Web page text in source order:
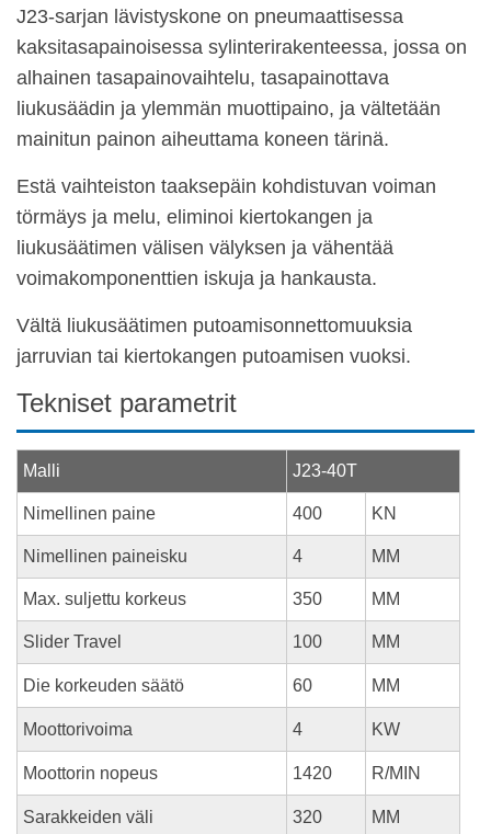
J23-sarjan lävistyskone on pneumaattisessa
kaksitasapainoisessa sylinterirakenteessa, jossa on
alhainen tasapainovaihtelu, tasapainottava
liukusäädin ja ylemmän muottipaino, ja vältetään
mainitun painon aiheuttama koneen tärinä.
Estä vaihteiston taaksepäin kohdistuvan voiman
törmäys ja melu, eliminoi kiertokangen ja
liukusäätimen välisen välyksen ja vähentää
voimakomponenttien iskuja ja hankausta.
Vältä liukusäätimen putoamisonnettomuuksia
jarruvian tai kiertokangen putoamisen vuoksi.
Tekniset parametrit
Malli J23-40T
Nimellinen paine 400 KN
Nimellinen paineisku 4 MM
Max. suljettu korkeus 350 MM
Slider Travel 100 MM
Die korkeuden säätö 60 MM
Moottorivoima 4 KW
Moottorin nopeus 1420 R/MIN
Sarakkeiden väli 320 MM